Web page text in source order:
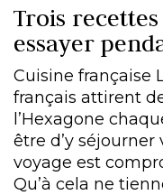
Trois
essayer
Cuisine française
français attirent
l’Hexagone
être d’y
voyage est
Qu’à cela ne